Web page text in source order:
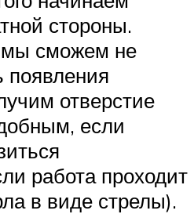
стороны.
сможем не
появления
отверстие
если
работа проходит
в виде стрелы).